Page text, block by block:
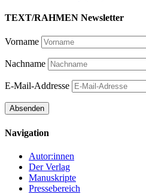
TEXT/RAHMEN Newsletter
Vorname
Nachname
E-Mail-Addresse
Navigation
Autor:innen
Der Verlag
Manuskripte
Pressebereich